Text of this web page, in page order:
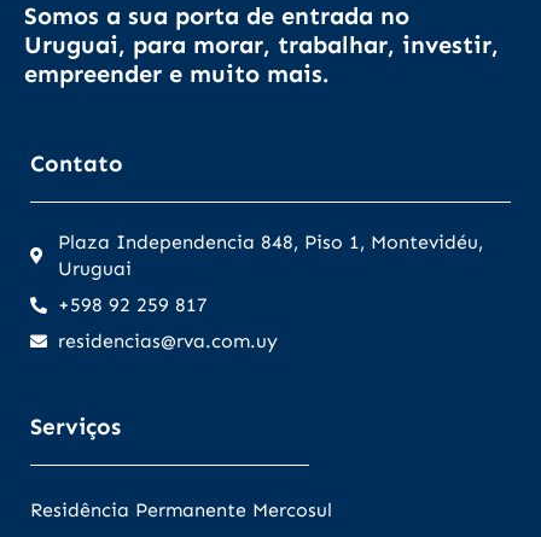
Somos a sua porta de entrada no
Uruguai, para morar, trabalhar, investir,
empreender e muito mais.
Contato
Plaza Independencia 848, Piso 1, Montevidéu,
Uruguai
+598 92 259 817
residencias@rva.com.uy
Serviços
Residência Permanente Mercosul